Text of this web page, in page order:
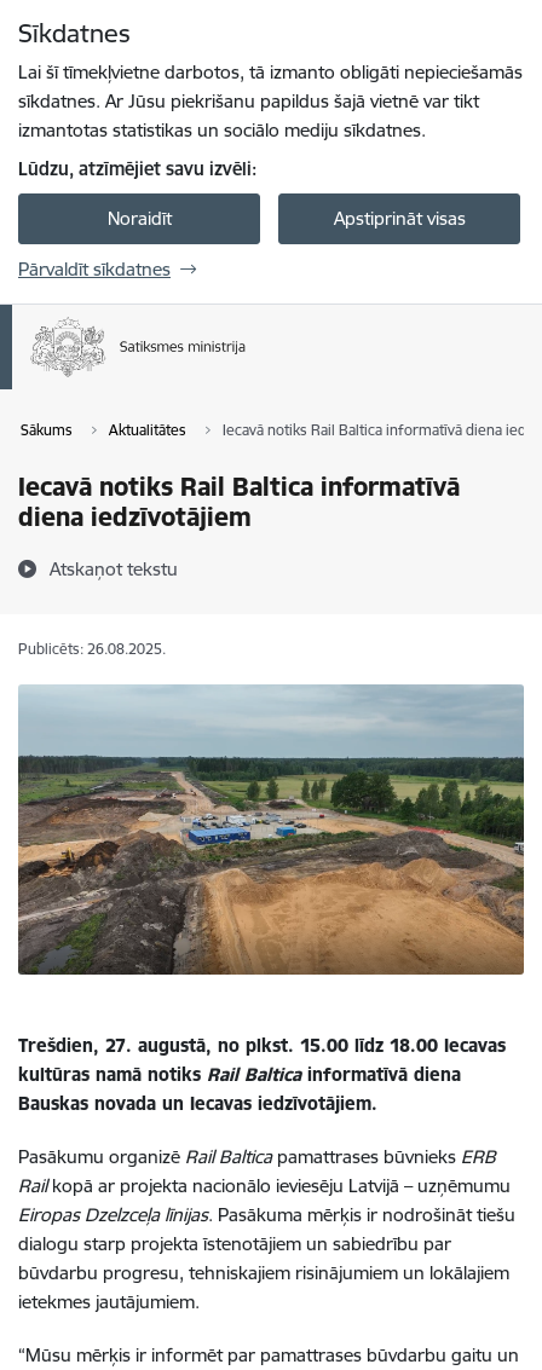
Sīkdatnes
Lai šī tīmekļvietne darbotos, tā izmanto obligāti nepieciešamās
sīkdatnes. Ar Jūsu piekrišanu papildus šajā vietnē var tikt
izmantotas statistikas un sociālo mediju sīkdatnes.
Lūdzu, atzīmējiet savu izvēli:
Noraidīt Apstiprināt visas
Pārvaldīt sīkdatnes
Sākums Aktualitātes Iecavā notiks Rail Baltica informatīvā diena
Iecavā notiks Rail Baltica informatīvā
diena iedzīvotājiem
Atskaņot tekstu
Publicēts: 26.08.2025.
Trešdien, 27. augustā, no plkst. 15.00 līdz 18.00 Iecavas
kultūras namā notiks Rail Balticainformatīvā diena
Bauskas novada un Iecavas iedzīvotājiem.
Pasākumu organizē Rail Balticapamattrases būvnieks ERB
Railkopā ar projekta nacionālo ieviesēju Latvijā – uzņēmumu
Eiropas Dzelzceļa līnijas. Pasākuma mērķis ir nodrošināt tiešu
dialogu starp projekta īstenotājiem un sabiedrību par
būvdarbu progresu, tehniskajiem risinājumiem un lokālajiem
ietekmes jautājumiem.
“Mūsu mērķis ir informēt par pamattrases būvdarbu gaitu un